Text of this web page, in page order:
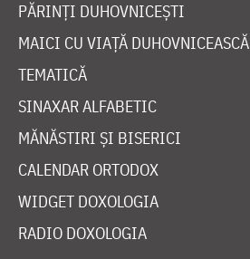
PĂRINȚI DUHOVNICEȘTI
MAICI CU VIAȚĂ DUHOVNICEASCĂ
TEMATICĂ
SINAXAR ALFABETIC
MĂNĂSTIRI ȘI BISERICI
CALENDAR ORTODOX
WIDGET DOXOLOGIA
RADIO DOXOLOGIA